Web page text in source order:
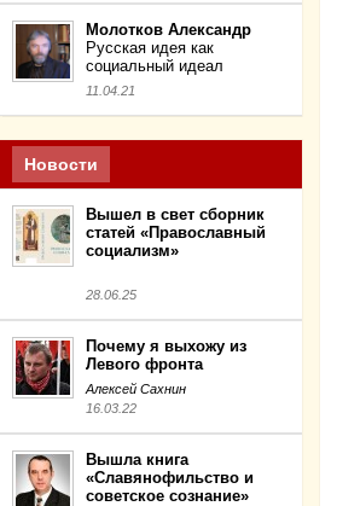
Молотков Александр
Русская идея как
социальный идеал
11.04.21
Новости
Вышел в свет сборник
статей «Православный
социализм»
28.06.25
Почему я выхожу из
Левого фронта
Алексей Сахнин
16.03.22
Вышла книга
«Славянофильство и
советское сознание»